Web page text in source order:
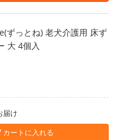
ずっとね) 老犬介護用 床ず
大 4個入
届け
カートに入れる